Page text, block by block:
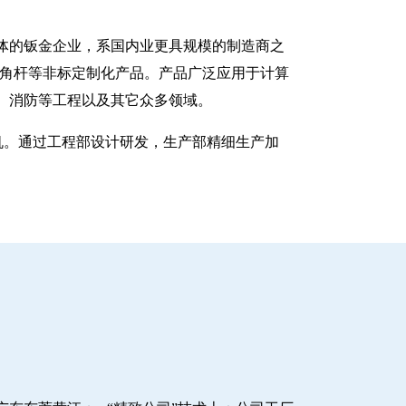
的钣金企业，系国内业更具规模的制造商之
杆等非标定制化产品。产品广泛应用于计算
防等工程以及其它众多领域。
通过工程部设计研发，生产部精细生产加